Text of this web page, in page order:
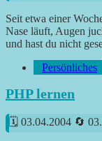
Seit etwa einer
Nase läuft, Augen
und hast du nicht
Persönliches
PHP lernen
03.04.2004